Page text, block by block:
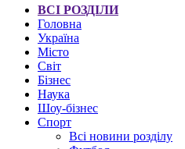
ВСІ РОЗДІЛИ
Головна
Україна
Місто
Світ
Бізнес
Наука
Шоу-бізнес
Спорт
Всі новини розділу